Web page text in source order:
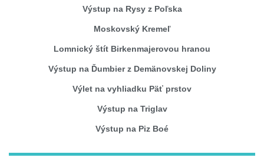
Výstup na Rysy z Poľska
Moskovský Kremeľ
Lomnický štít Birkenmajerovou hranou
Výstup na Ďumbier z Demänovskej Doliny
Výlet na vyhliadku Päť prstov
Výstup na Triglav
Výstup na Piz Boé